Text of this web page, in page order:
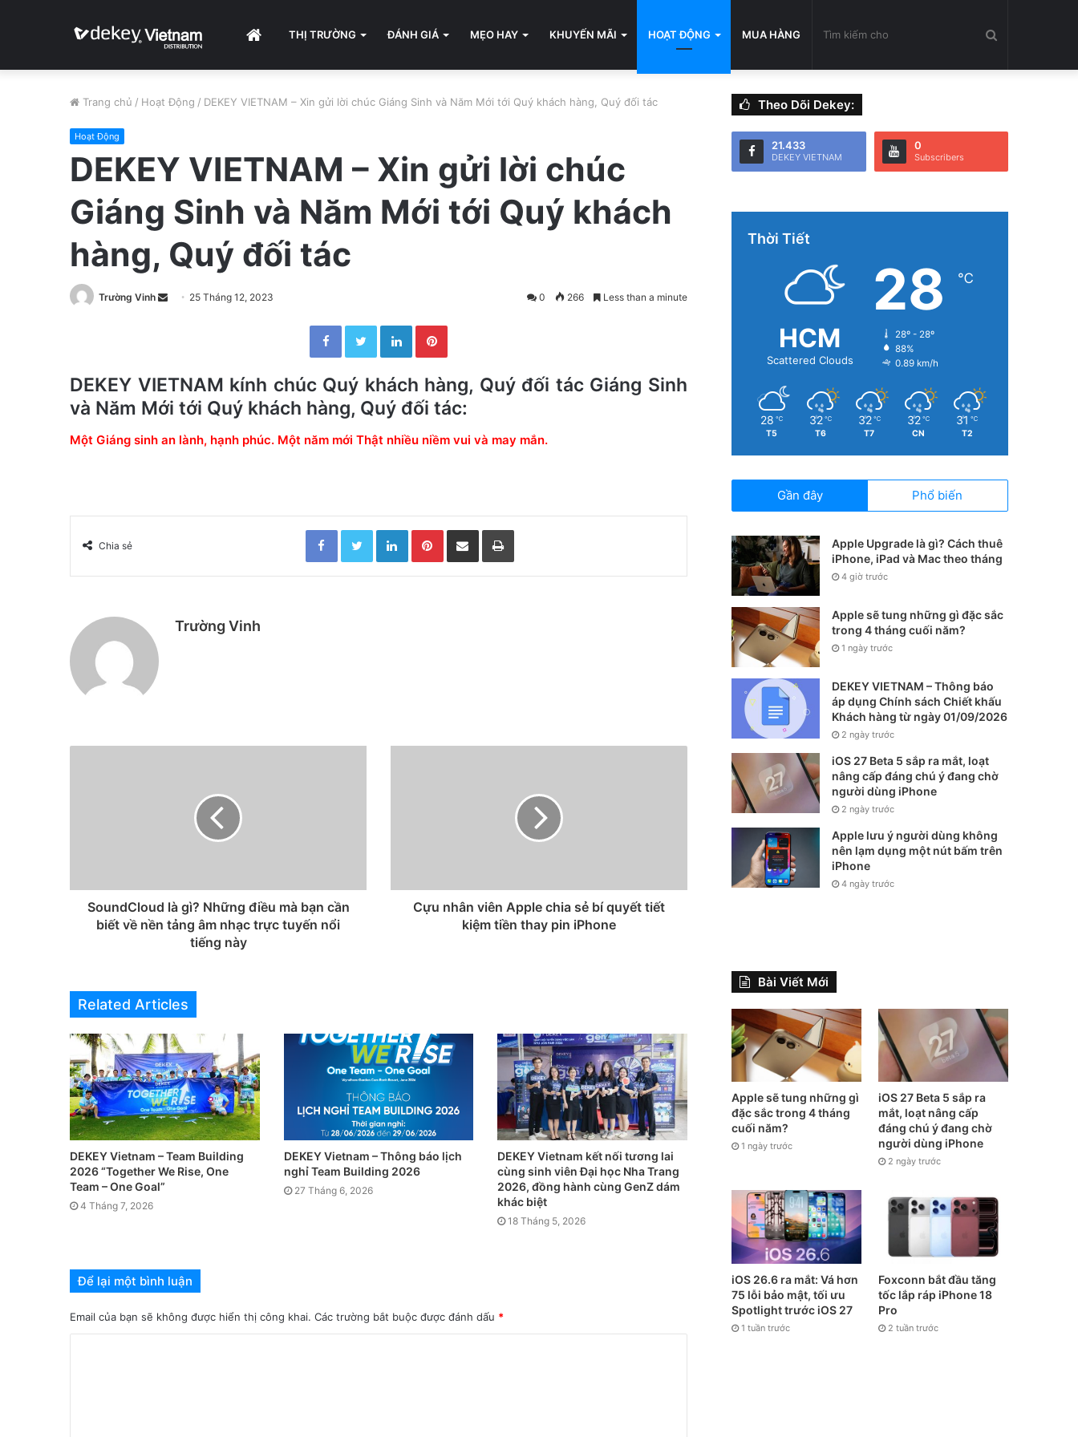
HOMETHỊ TRƯỜNG ĐÁNH GIÁ MẸO HAY KHUYẾN MÃI HOẠT ĐỘNG MUA HÀNG
cho
Trang chủ / Hoạt Động / DEKEY VIETNAM – Xin gửi lời chúc Giáng Sinh và Năm Mới tới Quý khách hàng, Quý đối tác
Hoạt Động
DEKEY VIETNAM – Xin gửi lời chúc
Giáng Sinh và Năm Mới tới Quý khách
hàng, Quý đối tác
Trường Vinh
n
e
25 Tháng 12, 2023 0 266 Less than a minute
Facebook Twitter LinkedIn
DEKEY VIETNAM kính chúc Quý khách hàng, Quý đối tác Giáng Sinh
và Năm Mới tới Quý khách hàng, Quý đối tác:
Một Giáng sinh an lành, hạnh phúc. Một năm mới Thật nhiều niềm vui và may mắn.
Chia sẻ
Facebook Twitter LinkedIn Pinterest Chia sẻ qua email In
Trường Vinh
SoundCloud là gì? Những điều mà bạn cần
biết về nền tảng âm nhạc trực tuyến nổi
tiếng này
Cựu nhân viên Apple chia sẻ bí quyết tiết
kiệm tiền thay pin iPhone
Related Articles
DEKEY Vietnam – Team Building
2026 “Together We Rise, One
Team – One Goal”
4 Tháng 7, 2026
DEKEY Vietnam – Thông báo lịch
nghỉ Team Building 2026
27 Tháng 6, 2026
DEKEY Vietnam kết nối tương lai
cùng sinh viên Đại học Nha Trang
2026, đồng hành cùng GenZ dám
khác biệt
18 Tháng 5, 2026
Để lại một bình luận
Email của bạn sẽ không được hiển thị công khai. Các trường bắt buộc được đánh dấu *
Theo Dõi Dekey:
21.433
DEKEY VIETNAM
0
Subscribers
Thời Tiết
HCM
Scattered Clouds
28 ℃
28º - 28º
88%
0.89 km/h
28 ℃
T5
32 ℃
T6
32 ℃
T7
32 ℃
CN
31 ℃
T2
Gần đây Phổ biến
Apple Upgrade là gì? Cách thuê
iPhone, iPad và Mac theo tháng
4 giờ trước
Apple sẽ tung những gì đặc sắc
trong 4 tháng cuối năm?
1 ngày trước
DEKEY VIETNAM – Thông báo
áp dụng Chính sách Chiết khấu
Khách hàng từ ngày 01/09/2026
2 ngày trước
iOS 27 Beta 5 sắp ra mắt, loạt
nâng cấp đáng chú ý đang chờ
người dùng iPhone
2 ngày trước
Apple lưu ý người dùng không
nên lạm dụng một nút bấm trên
iPhone
4 ngày trước
Bài Viết Mới
Apple sẽ tung những gì
đặc sắc trong 4 tháng
cuối năm?
1 ngày trước
iOS 27 Beta 5 sắp ra
mắt, loạt nâng cấp
đáng chú ý đang chờ
người dùng iPhone
2 ngày trước
iOS 26.6 ra mắt: Vá hơn
75 lỗi bảo mật, tối ưu
Spotlight trước iOS 27
1 tuần trước
Foxconn bắt đầu tăng
tốc lắp ráp iPhone 18
Pro
2 tuần trước